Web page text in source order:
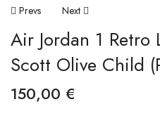
Navigation
De
L’article
Prevs Next
Air Jordan 1 Retro
Scott Olive Child
150,00 €